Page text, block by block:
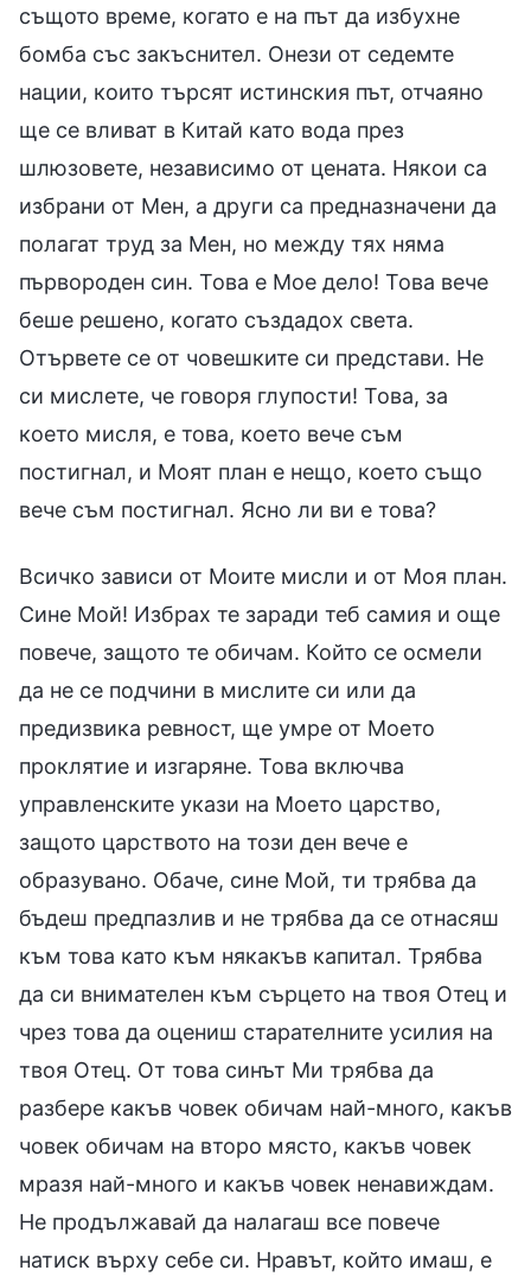
същото време, когато е на път да избухне
бомба със закъснител. Онези от седемте
нации, които търсят истинския път, отчаяно
ще се вливат в Китай като вода през
шлюзовете, независимо от цената. Някои са
избрани от Мен, а други са предназначени да
полагат труд за Мен, но между тях няма
първороден син. Това е Мое дело! Това вече
беше решено, когато създадох света.
Отървете се от човешките си представи. Не
си мислете, че говоря глупости! Това, за
което мисля, е това, което вече съм
постигнал, и Моят план е нещо, което също
вече съм постигнал. Ясно ли ви е това?
Всичко зависи от Моите мисли и от Моя план.
Сине Мой! Избрах те заради теб самия и още
повече, защото те обичам. Който се осмели
да не се подчини в мислите си или да
предизвика ревност, ще умре от Моето
проклятие и изгаряне. Това включва
управленските укази на Моето царство,
защото царството на този ден вече е
образувано. Обаче, сине Мой, ти трябва да
бъдеш предпазлив и не трябва да се отнасяш
към това като към някакъв капитал. Трябва
да си внимателен към сърцето на твоя Отец и
чрез това да оцениш старателните усилия на
твоя Отец. От това синът Ми трябва да
разбере какъв човек обичам най-много, какъв
човек обичам на второ място, какъв човек
мразя най-много и какъв човек ненавиждам.
Не продължавай да налагаш все повече
натиск върху себе си. Нравът, който имаш, е